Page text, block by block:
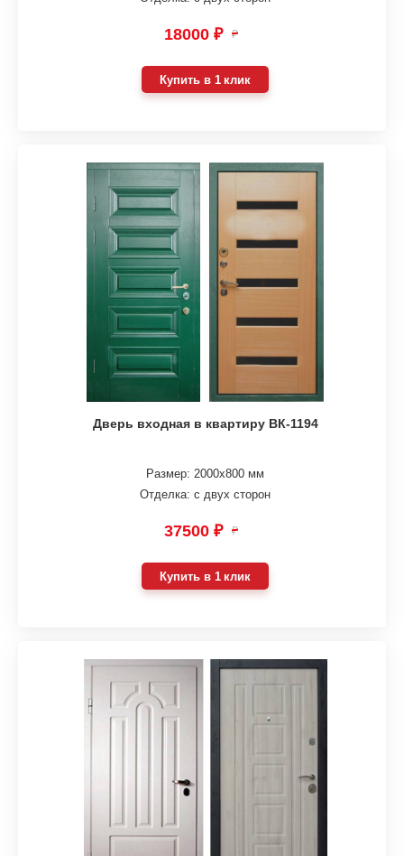
18000 ₽ ₽
Купить в 1 клик
Дверь входная в квартиру ВК-1194
Размер: 2000х800 мм
Отделка: с двух сторон
37500 ₽ ₽
Купить в 1 клик